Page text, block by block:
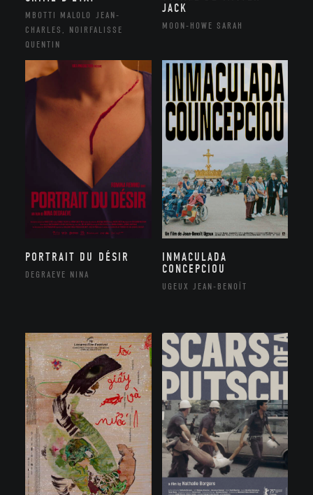
MBOTTI MALOLO JEAN-
CHARLES, NOIRFALISSE
QUENTIN
JACK
MOON-HOWE SARAH
PORTRAIT DU DÉSIR
DEGRAEVE NINA
INMACULADA
CONCEPCIOU
UGEUX JEAN-BENOÎT